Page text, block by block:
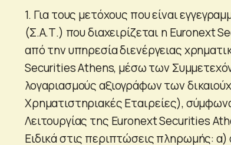
1. Για τους μετόχους που είναι
(Σ.Α.Τ.) που διαχειρίζεται η Euronext
από την υπηρεσία διενέργειας
Securities Athens, μέσω των
λογαριασμούς αξιογράφων των
Χρηματιστηριακές Εταιρείες),
Λειτουργίας της Euronext Securities
Ειδικά στις περιπτώσεις πληρωμής: